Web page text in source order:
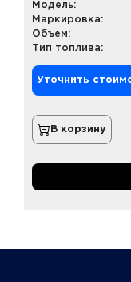
Модель:
Маркировка:
Объем:
Тип топлива:
Уточнить
В корзину